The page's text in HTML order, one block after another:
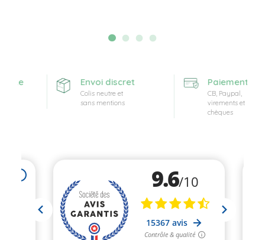
Envoi discret
Colis neutre et
sans mentions
Paiement
CB, Paypal,
virements et
chèques